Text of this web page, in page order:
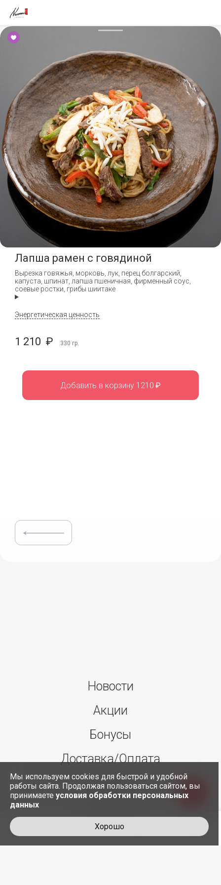
Лапша рамен с говядиной
Вырезка говяжья, морковь, лук, перец болгарский,
капуста, шпинат, лапша пшеничная, фирменный соус,
соевые ростки, грибы шиитаке
Энергетическая ценность
1 210 ₽ 330 гр.
Добавить в корзину 1210 ₽
Новости
Акции
Бонусы
Доставка/Оплата
О нас
Мы используем cookies для быстрой и удобной
работы сайта. Продолжая пользоваться сайтом, вы
принимаете условия обработки персональных
данных
Хорошо